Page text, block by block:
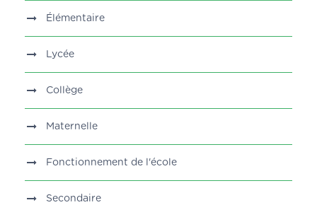
Élémentaire
Lycée
Collège
Maternelle
Fonctionnement de l'école
Secondaire